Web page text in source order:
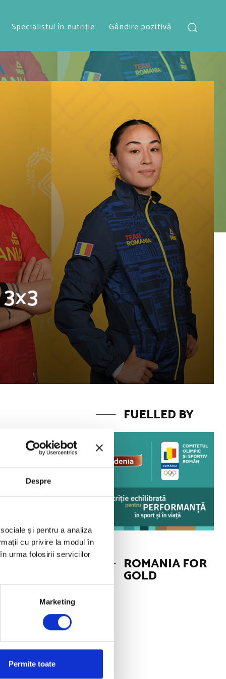
Despre
și pentru a analiza
cu privire la modul în
urma folosirii serviciilor
Marketing
Permite toate
Specialistul în nutriție Gândire pozitivă
nationale
de baschet 3×3
finala din
ROMANIA.
atunci
FUELLED BY
ROMANIA FOR
GOLD